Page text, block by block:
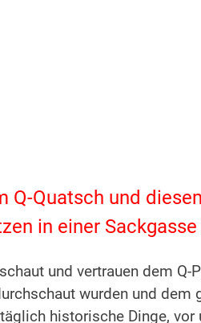
Q-Quatsch und
in einer
und vertrauen dem Q-
wurden und dem
historische Dinge, vor